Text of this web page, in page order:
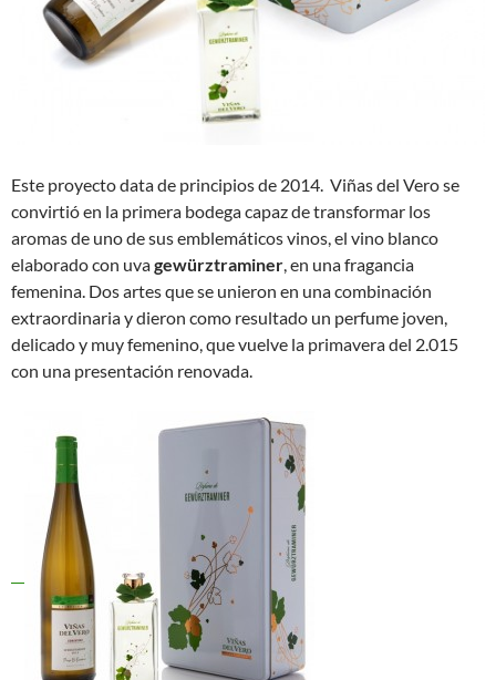
Este proyecto data de principios de 2014. Viñas del Vero se
convirtió en la primera bodega capaz de transformar los
aromas de uno de sus emblemáticos vinos, el vino blanco
elaborado con uvagewürztraminer, en una fragancia
femenina. Dos artes que se unieron en una combinación
extraordinaria y dieron como resultado un perfume joven,
delicado y muy femenino, que vuelve la primavera del 2.015
con una presentación renovada.